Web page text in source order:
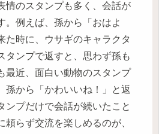
情のスタンプも多く、会話が
。例えば、孫から「おはよ
た時に、ウサギのキャラクタ
タンプで返すと、思わず孫も
最近、面白い動物のスタンプ
孫から「かわいいね！」と返
ンプだけで会話が続いたこと
頼らず交流を楽しめるのが、